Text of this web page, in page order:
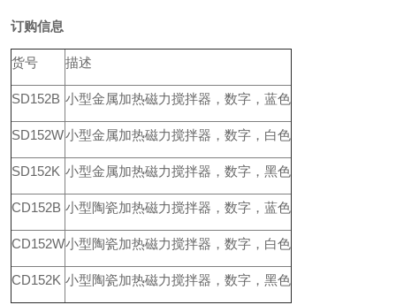
订购信息
货号 描述
SD152B 小型金属加热磁力搅拌器 ，数字，蓝色
SD152W小型金属加热磁力搅拌器 ，数字，白色
SD152K 小型金属加热磁力搅拌器 ，数字，黑色
CD152B 小型陶瓷加热磁力搅拌器 ，数字，蓝色
CD152W小型陶瓷加热磁力搅拌器 ，数字，白色
CD152K 小型陶瓷加热磁力搅拌器 ，数字，黑色